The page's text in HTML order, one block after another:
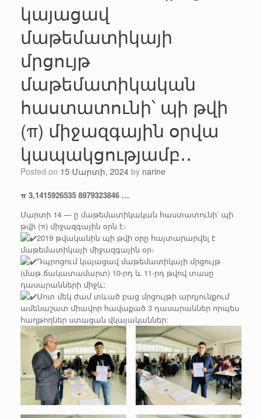
կայացավ
մաթեմատիկայի
մրցույթ
մաթեմատիկական
հաստատունի՝ պի թվի
(π) միջազգային օրվա
կապակցությամբ․․
Posted on 15 Մարտի, 2024 by narine
π 3,1415926535 8979323846 …
Մարտի 14 — ը մաթեմատիկական հաստատունի՝ պի
թվի (π) միջազգային օրն է։
2019 թվականին պի թվի օրը հայտարարվել է
մաթեմատիկայի միջազգային օր։
Դպրոցում կայացավ մաթեմատիկայի մրցույթ
(մաթ.ճակատամարտ) 10-րդ և 11-րդ թվով տասը
դասարանների միջև:
Մոտ մեկ ժամ տևած բաց մրցույթի արդյունքում
ամենաշատ միավոր հավաքած 3 դասարաններ որպես
հաղթողներ ստացան վկայականներ: